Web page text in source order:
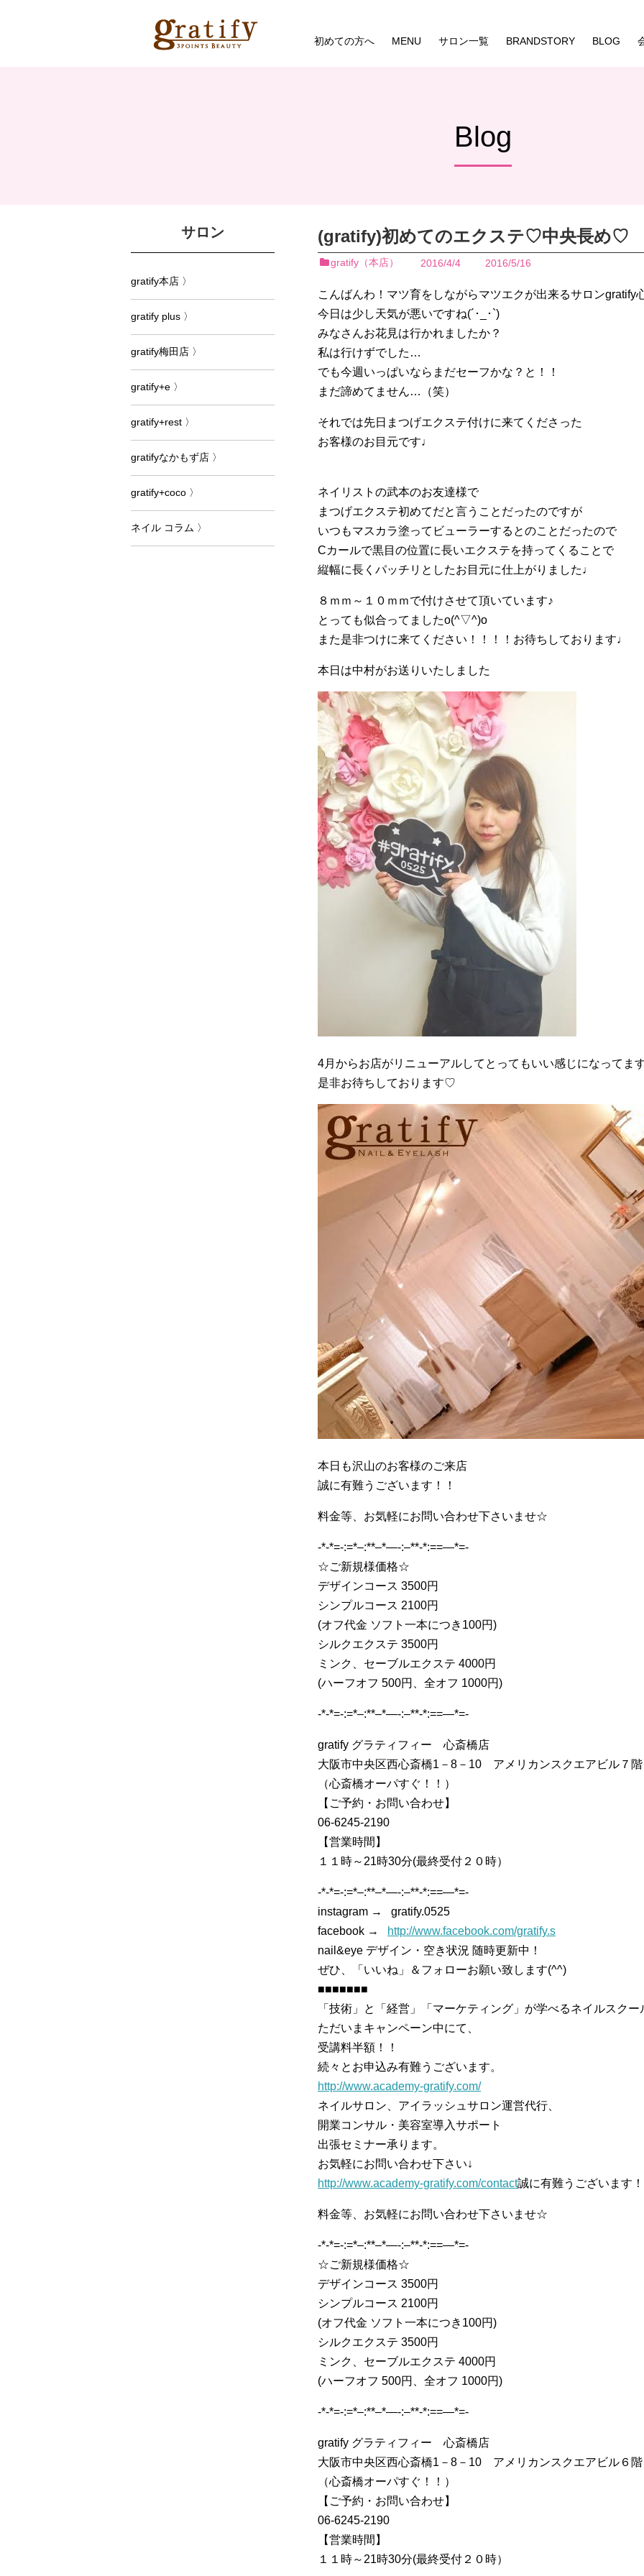
初めての方へ MENU サロン一覧 BRANDSTORY BLOG
Blog
(gratify)初めてのエクステ♡中央長め♡
2016/4/4 2016/5/16
gratify（本店）
こんばんわ！マツ育をしながらマツエクが出来るサロンgratify
今日は少し天気が悪いですね(´･_･`)
みなさんお花見は行かれましたか？
私は行けずでした…
でも今週いっぱいならまだセーフかな？と！！
まだ諦めてません…（笑）
それでは先日まつげエクステ付けに来てくださった
お客様のお目元です♩
ネイリストの武本のお友達様で
まつげエクステ初めてだと言うことだったのですが
いつもマスカラ塗ってビューラーするとのことだったので
Cカールで黒目の位置に長いエクステを持ってくることで
縦幅に長くパッチリとしたお目元に仕上がりました♩
８ｍｍ～１０ｍｍで付けさせて頂いています♪
とっても似合ってましたo(^▽^)o
また是非つけに来てください！！！！お待ちしております♩
本日は中村がお送りいたしました
4月からお店がリニューアルしてとってもいい感じになってま
是非お待ちしております♡
本日も沢山のお客様のご来店
誠に有難うございます！！
料金等、お気軽にお問い合わせ下さいませ☆
-*-*=-:=*–:**–*—-:–**-*:==—*=-
☆ご新規様価格☆
デザインコース 3500円
シンプルコース 2100円
(オフ代金 ソフト一本につき100円)
シルクエクステ 3500円
ミンク、セーブルエクステ 4000円
(ハーフオフ 500円、全オフ 1000円)
-*-*=-:=*–:**–*—-:–**-*:==—*=-
gratify グラティフィー 心斎橋店
大阪市中央区西心斎橋1－8－10 アメリカンスクエアビル７階
（心斎橋オーパすぐ！！）
【ご予約・お問い合わせ】
06-6245-2190
【営業時間】
１１時～21時30分(最終受付２０時）
-*-*=-:=*–:**–*—-:–**-*:==—*=-
instagram → gratify.0525
facebook →
http://www.facebook.com/gratify.s
nail&eye デザイン・空き状況 随時更新中！
ぜひ、「いいね」＆フォローお願い致します(^^)
■■■■■■■
「技術」と「経営」「マーケティング」が学べるネイルスクー
ただいまキャンペーン中にて、
受講料半額！！
続々とお申込み有難うございます。
http://www.academy-gratify.com/
ネイルサロン、アイラッシュサロン運営代行、
開業コンサル・美容室導入サポート
出張セミナー承ります。
お気軽にお問い合わせ下さい↓
http://www.academy-gratify.com/contact誠に有難うございます
料金等、お気軽にお問い合わせ下さいませ☆
-*-*=-:=*–:**–*—-:–**-*:==—*=-
☆ご新規様価格☆
デザインコース 3500円
シンプルコース 2100円
(オフ代金 ソフト一本につき100円)
シルクエクステ 3500円
ミンク、セーブルエクステ 4000円
(ハーフオフ 500円、全オフ 1000円)
-*-*=-:=*–:**–*—-:–**-*:==—*=-
gratify グラティフィー 心斎橋店
大阪市中央区西心斎橋1－8－10 アメリカンスクエアビル６階
（心斎橋オーパすぐ！！）
【ご予約・お問い合わせ】
06-6245-2190
【営業時間】
１１時～21時30分(最終受付２０時）
サロン
gratify本店 〉
gratify plus 〉
gratify梅田店 〉
gratify+e 〉
gratify+rest 〉
gratifyなかもず店 〉
gratify+coco 〉
ネイル コラム 〉